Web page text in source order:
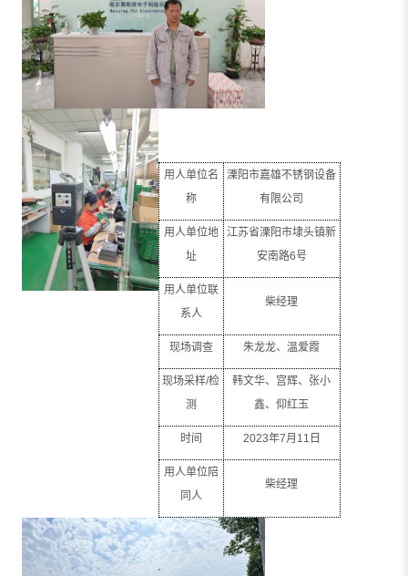
用人单位名
称
溧阳市嘉雄不锈钢设备
有限公司
用人单位地
址
江苏省溧阳市埭头镇新
安南路6号
用人单位联
系人
柴经理
现场调查 朱龙龙、温爱霞
现场采样/检
测
韩文华、宫辉、张小
鑫、仰红玉
时间 2023年7月 11 日
用人单位陪
同人
柴经理